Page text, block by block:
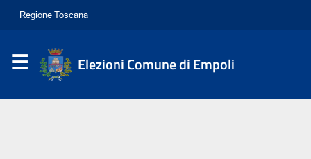
Elezioni Comune di Empoli